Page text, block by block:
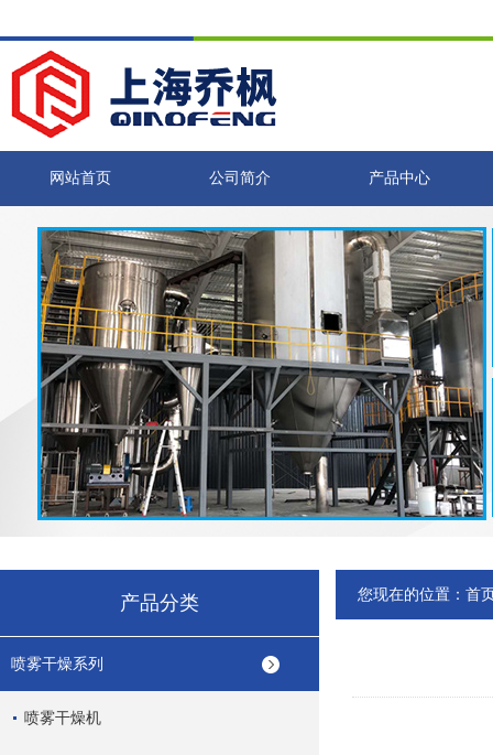
网站首页 公司简介 产品中心
产品分类
喷雾干燥系列
喷雾干燥机
您现在的位置： 首